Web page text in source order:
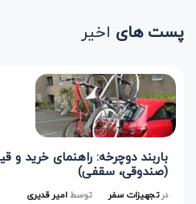
پست های اخیر
باربند دوچرخه: راهنمای خرید و
(صندوقی، سقفی)
درتجهیزات سفر توسطامیر قدیری